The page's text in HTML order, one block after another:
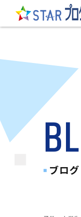
ブログ